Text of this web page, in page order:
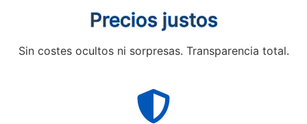
Precios justos
Sin costes ocultos ni sorpresas. Transparencia total.